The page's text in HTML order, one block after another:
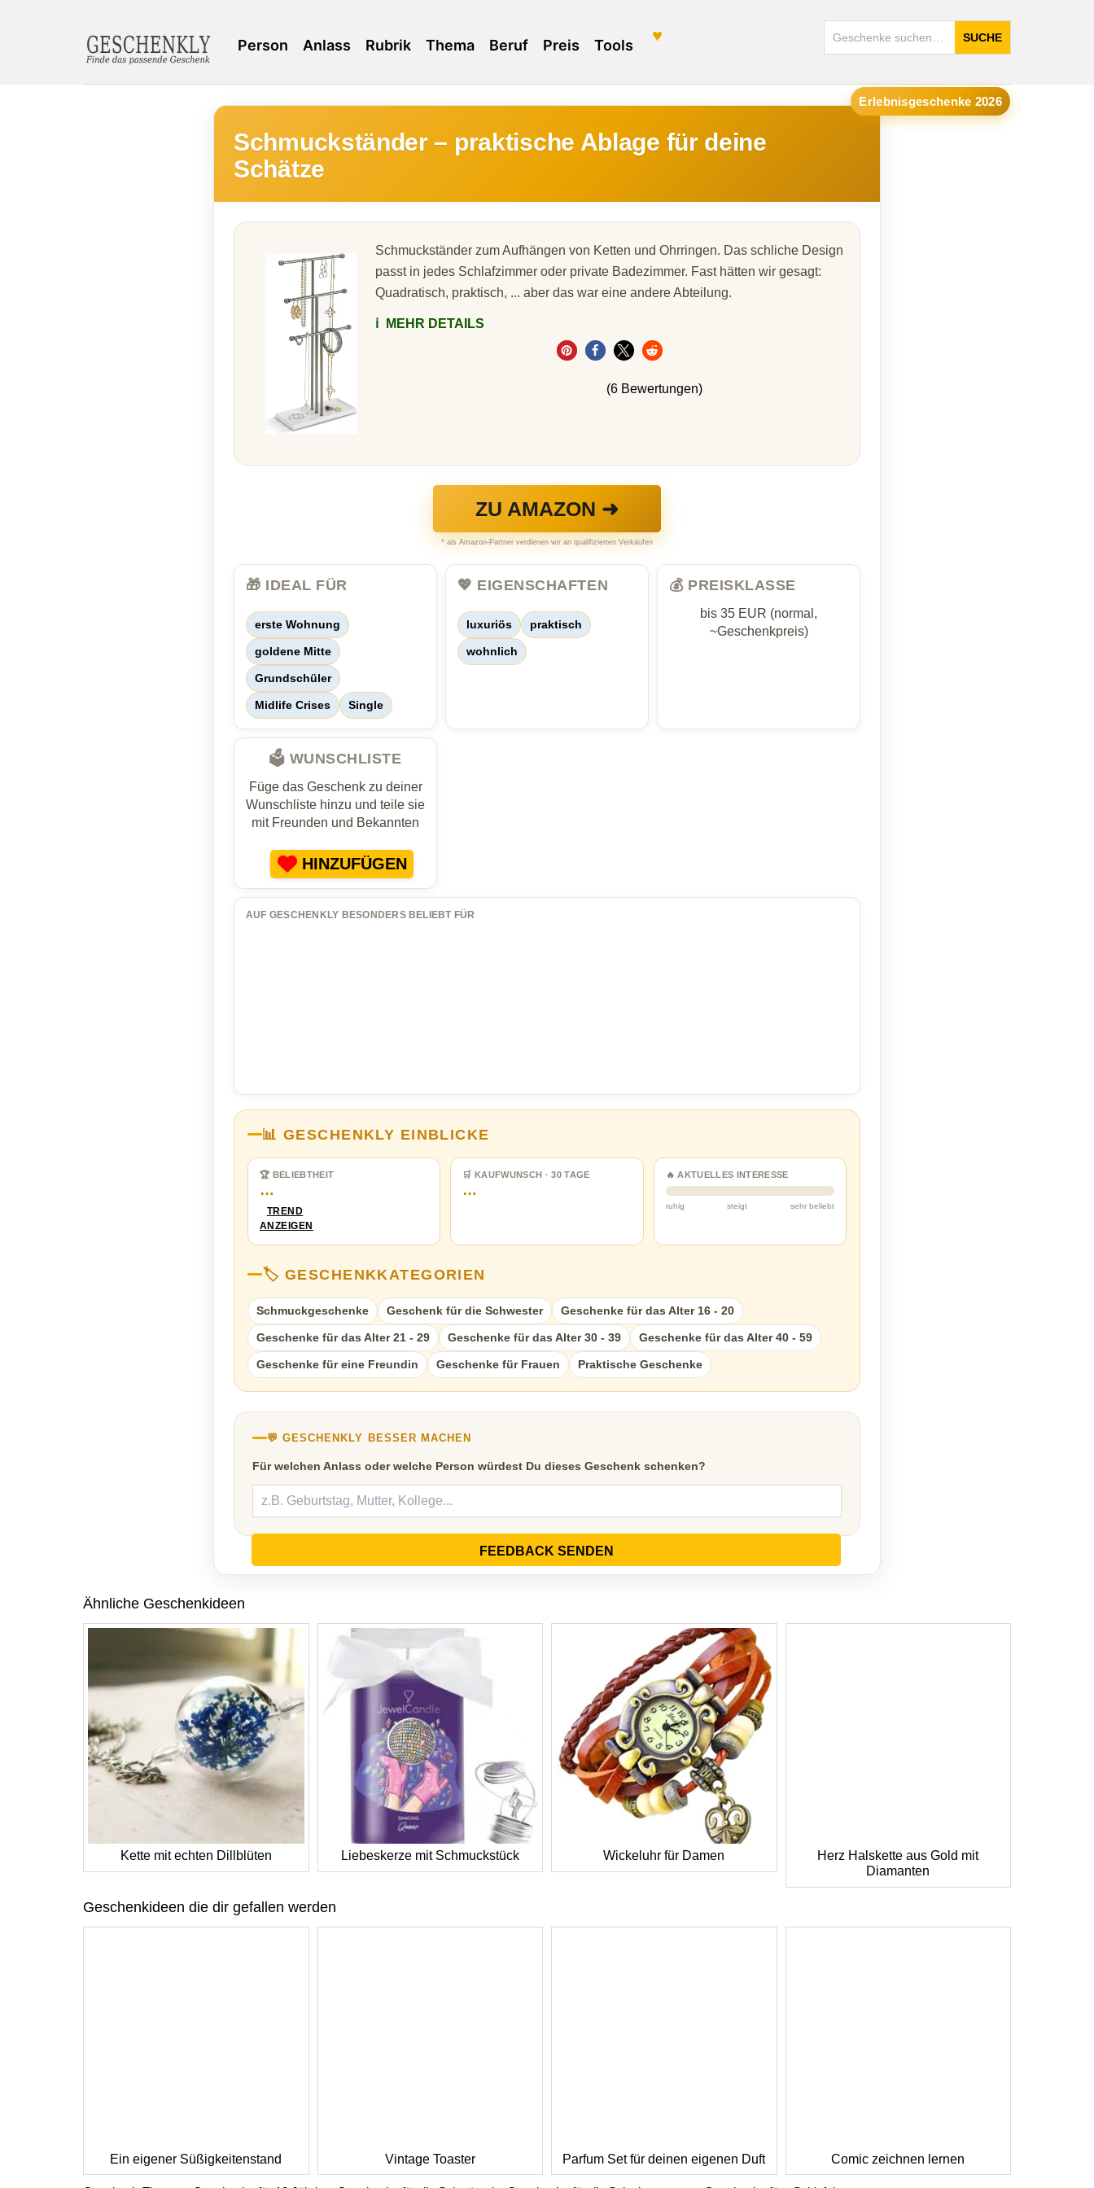
SUCHE
Person Anlass Rubrik Thema Beruf Preis Tools
Erlebnisgeschenke 2026
♥
Schmuckständer – praktische Ablage für deine
Schätze
Schmuckständer zum Aufhängen von Ketten und Ohrringen. Das schliche Design
passt in jedes Schlafzimmer oder private Badezimmer. Fast hätten wir gesagt:
Quadratisch, praktisch, ... aber das war eine andere Abteilung.
ℹ️ MEHR DETAILS
(6 Bewertungen)
ZU AMAZON ➜
* als Amazon-Partner verdienen wir an qualifizierten Verkäufen
🎁 IDEAL FÜR
erste Wohnung
goldene Mitte
Grundschüler
Midlife Crises Single
💖 EIGENSCHAFTEN
luxuriös praktisch
wohnlich
💰 PREISKLASSE
bis 35 EUR (normal,
~Geschenkpreis)
🗳️ WUNSCHLISTE
Füge das Geschenk zu deiner
Wunschliste hinzu und teile sie
mit Freunden und Bekannten
HINZUFÜGEN
AUF GESCHENKLY BESONDERS BELIEBT FÜR
📊 GESCHENKLY EINBLICKE
🏆 BELIEBTHEIT
…
TREND
ANZEIGEN
🛒 KAUFWUNSCH · 30 TAGE
…
🔥 AKTUELLES INTERESSE
ruhig steigt sehr beliebt
🏷️ GESCHENKKATEGORIEN
Schmuckgeschenke Geschenk für die Schwester Geschenke für das Alter 16 - 20
Geschenke für das Alter 21 - 29 Geschenke für das Alter 30 - 39 Geschenke für das Alter 40 - 59
Geschenke für eine Freundin Geschenke für Frauen Praktische Geschenke
💬 GESCHENKLY BESSER MACHEN
Für welchen Anlass oder welche Person würdest Du dieses Geschenk schenken?
FEEDBACK SENDEN
Ähnliche Geschenkideen
Kette mit echten Dillblüten Liebeskerze mit Schmuckstück Wickeluhr für Damen
Herz Halskette aus Gold mit
Diamanten
Geschenkideen die dir gefallen werden
Ein eigener Süßigkeitenstand Vintage Toaster Parfum Set für deinen eigenen Duft Comic zeichnen lernen